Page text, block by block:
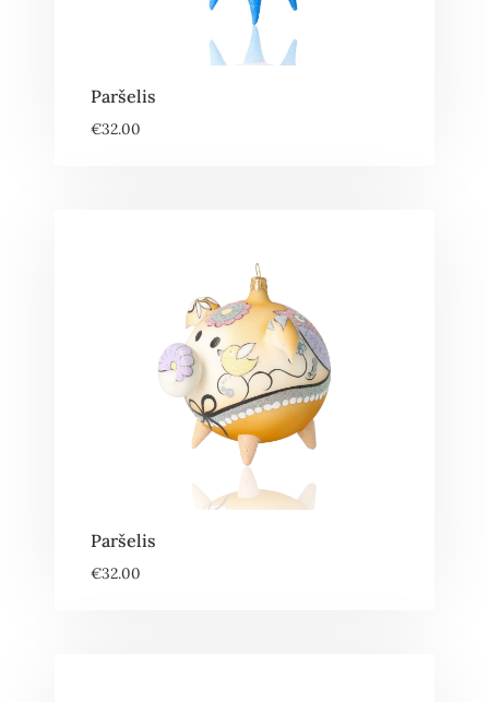
Paršelis
€32.00
Paršelis
€32.00